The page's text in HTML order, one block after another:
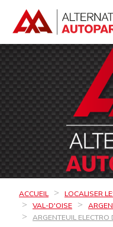
ACCUEIL LOCALISER
VAL-D'OISE
ARGENTEUIL ELECTRO